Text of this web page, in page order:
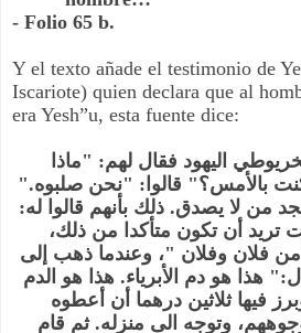
- Folio 65 b.
Y el texto añade el testimonio de
Iscariote) quien declara que al
era Yesh”u, esta fuente dice: